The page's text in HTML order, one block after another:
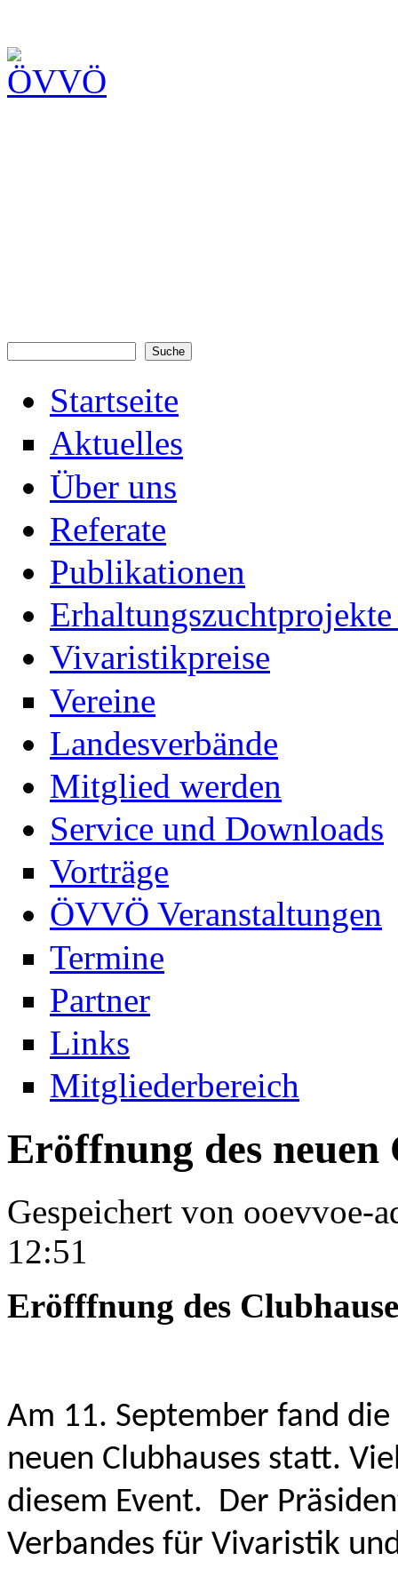
Startseite
Aktuelles
Über uns
Referate
Publikationen
Vivaristikpreise
Vereine
Landesverbände
Mitglied werden
Service und Downloads
Vorträge
ÖVVÖ Veranstaltungen
Termine
Partner
Links
Mitgliederbereich
Eröffnung des neuen
Gespeichert von ooevvoe-
12:51
Eröfffnung des
Am 11. September fand
neuen Clubhauses statt.
diesem Event. Der
Verbandes für Vivaristik